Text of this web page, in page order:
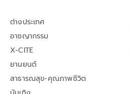
ต่างประเทศ
อาชญากรรม
X-CITE
ยานยนต์
สาธารณสุข-คุณภาพชีวิต